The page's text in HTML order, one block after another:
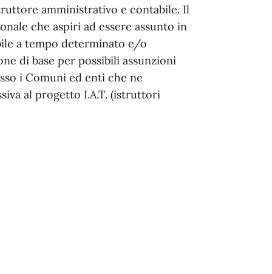
amministrativo e contabile. Il
che aspiri ad essere assunto in
a tempo determinato e/o
di base per possibili assunzioni
i Comuni ed enti che ne
al progetto I.A.T. (istruttori